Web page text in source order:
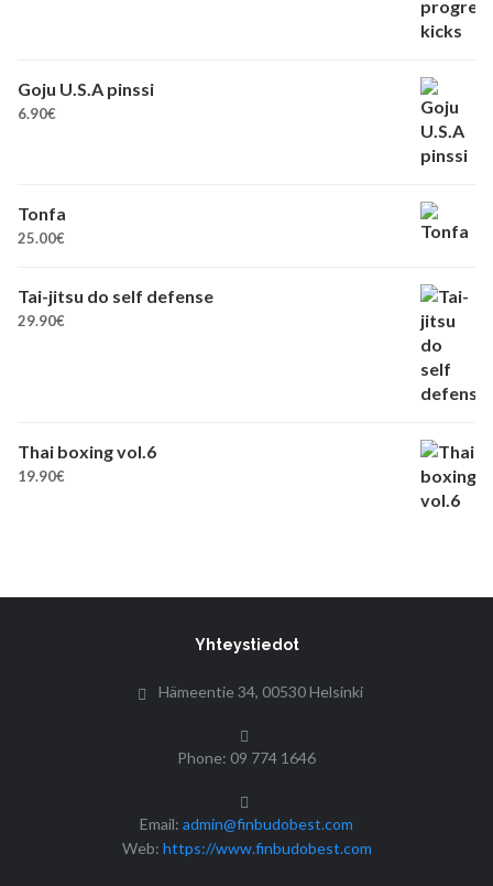
Goju U.S.A pinssi
6.90€
Tonfa
25.00€
Tai-jitsu do self defense
29.90€
Thai boxing vol.6
19.90€
Yhteystiedot
Hämeentie 34, 00530 Helsinki
Phone: 09 774 1646
Email: admin@finbudobest.com
Web: https://www.finbudobest.com